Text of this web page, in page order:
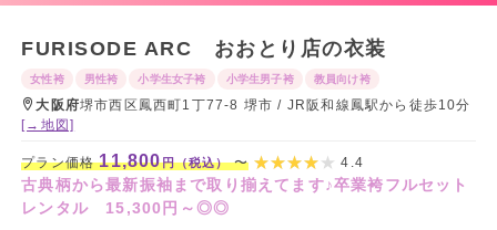
FURISODE ARC おおとり店の衣装
女性袴 男性袴 小学生女子袴 小学生男子袴 教員向け袴
大阪府堺市西区鳳西町1丁77-8 堺市 / JR阪和線鳳駅から徒歩10分
[→地図]
プラン価格11,800円（税込）〜 4.4
古典柄から最新振袖まで取り揃えてます♪卒業袴フルセット
レンタル 15,300円～◎◎